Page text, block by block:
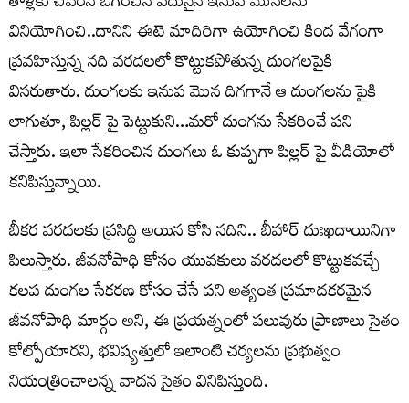
వినియోగించి..దానిని ఈటె మాదిరిగా ఉయోగించి కింద వేగంగా
ప్రవహిస్తున్న నది వరదలలో కొట్టుకపోతున్న దుంగలపైకి
విసరుతారు. దుంగలకు ఇనుప మొన దిగగానే ఆ దుంగలను పైకి
లాగుతూ, పిల్లర్ పై పెట్టుకుని…మరో దుంగను సేకరించే పని
చేస్తారు. ఇలా సేకరించిన దుంగలు ఓ కుప్పగా పిల్లర్ పై వీడియోలో
కనిపిస్తున్నాయి.
బీకర వరదలకు ప్రసిద్ది అయిన కోసి నదిని.. బీహార్ దుఃఖదాయినిగా
పిలుస్తారు. జీవనోపాధి కోసం యువకులు వరదలలో కొట్టుకవచ్చే
కలప దుంగల సేకరణ కోసం చేసే పని అత్యంత ప్రమాదకరమైన
జీవనోపాధి మార్గం అని, ఈ ప్రయత్నంలో పలువురు ప్రాణాలు సైతం
కోల్పోయారని, భవిష్యత్తులో ఇలాంటి చర్యలను ప్రభుత్వం
నియంత్రించాలన్న వాదన సైతం వినిపిస్తుంది.